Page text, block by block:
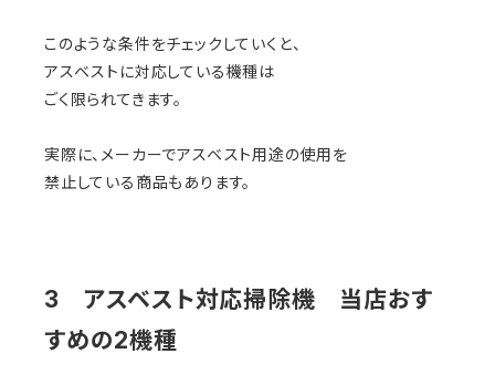
このような条件をチェックしていくと、
アスベストに対応している機種は
ごく限られてきます。
実際に、メーカーでアスベスト用途の使用を
禁止している商品もあります。
3 アスベスト対応掃除機 当店おす
すめの2機種